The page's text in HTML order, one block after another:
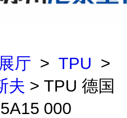
厅 > TPU >
夫 > TPU 德国
000